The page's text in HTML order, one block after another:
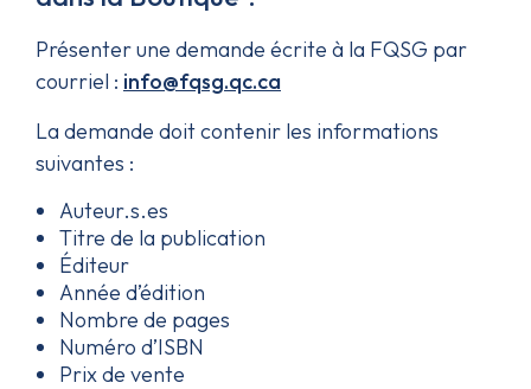
Présenter une demande écrite à la FQSG par
courriel : info@fqsg.qc.ca
La demande doit contenir les informations
suivantes :
Auteur.s.es
Titre de la publication
Éditeur
Année d’édition
Nombre de pages
Numéro d’ISBN
Prix de vente